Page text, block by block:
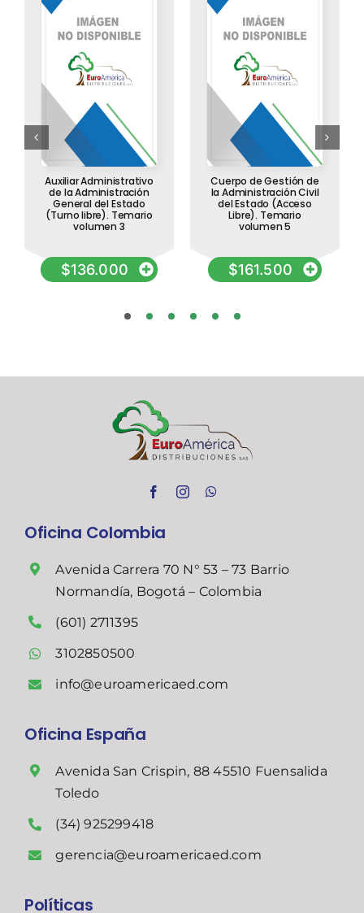
Auxiliar Administrativo
de la Administración
General del Estado
(Turno libre). Temario
volumen 3
$136.000
Cuerpo de Gestión de
la Administración Civil
del Estado (Acceso
Libre). Temario
volumen 5
$161.500
Oficina Colombia
Avenida Carrera 70 N° 53 – 73 Barrio
Normandía, Bogotá – Colombia
(601) 2711395
3102850500
info@euroamericaed.com
Oficina España
Avenida San Crispin, 88 45510 Fuensalida
Toledo
(34) 925299418
gerencia@euroamericaed.com
Políticas